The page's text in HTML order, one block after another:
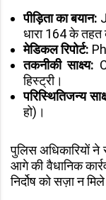
पीड़िता का बयान:
धारा 164 के तहत
मेडिकल रिपोर्ट:
तकनीकी साक्ष्य:
हिस्ट्री।
परिस्थितिजन्य
हो)।
पुलिस अधिकारियों
आगे की वैधानिक
निर्दोष को सज़ा न